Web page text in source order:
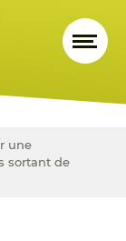
une
sortant de